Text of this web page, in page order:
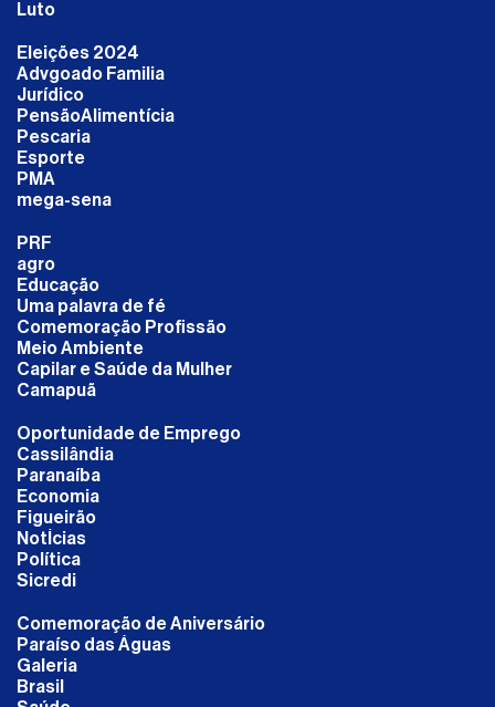
Luto
Eleições 2024
Advgoado Familia
Jurídico
PensãoAlimentícia
Pescaria
Esporte
PMA
mega-sena
PRF
agro
Educação
Uma palavra de fé
Comemoração Profissão
Meio Ambiente
Capilar e Saúde da Mulher
Camapuã
Oportunidade de Emprego
Cassilândia
Paranaíba
Economia
Figueirão
NotÍcias
Política
Sicredi
Comemoração de Aniversário
Paraíso das Águas
Galeria
Brasil